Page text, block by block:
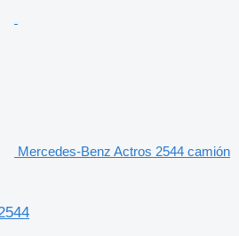
Mercedes-Benz Actros 2544 camión